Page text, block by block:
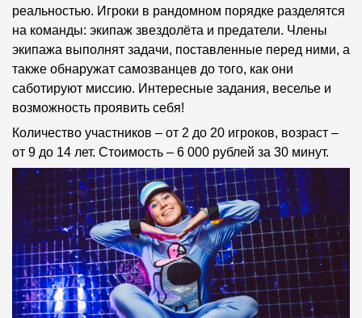
реальностью. Игроки в рандомном порядке разделятся
на команды: экипаж звездолёта и предатели. Члены
экипажа выполнят задачи, поставленные перед ними, а
также обнаружат самозванцев до того, как они
саботируют миссию. Интересные задания, веселье и
возможность проявить себя!
Количество участников – от 2 до 20 игроков, возраст –
от 9 до 14 лет. Стоимость – 6 000 рублей за 30 минут.